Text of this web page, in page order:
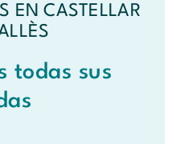
EN CASTELLAR
todas sus